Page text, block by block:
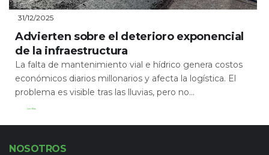
31/12/2025
Advierten sobre el deterioro exponencial
de la infraestructura
La falta de mantenimiento vial e hídrico genera costos
económicos diarios millonarios y afecta la logística. El
problema es visible tras las lluvias, pero no...
Leer Más
NOSOTROS